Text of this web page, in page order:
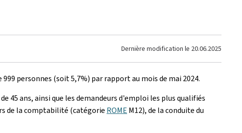
Dernière modification le 20.06.2025
personnes (soit 5,7%) par rapport au mois de mai 2024.
45 ans, ainsi que les demandeurs d'emploi les plus qualifiés
de la comptabilité (catégorie ROME M12), de la conduite du